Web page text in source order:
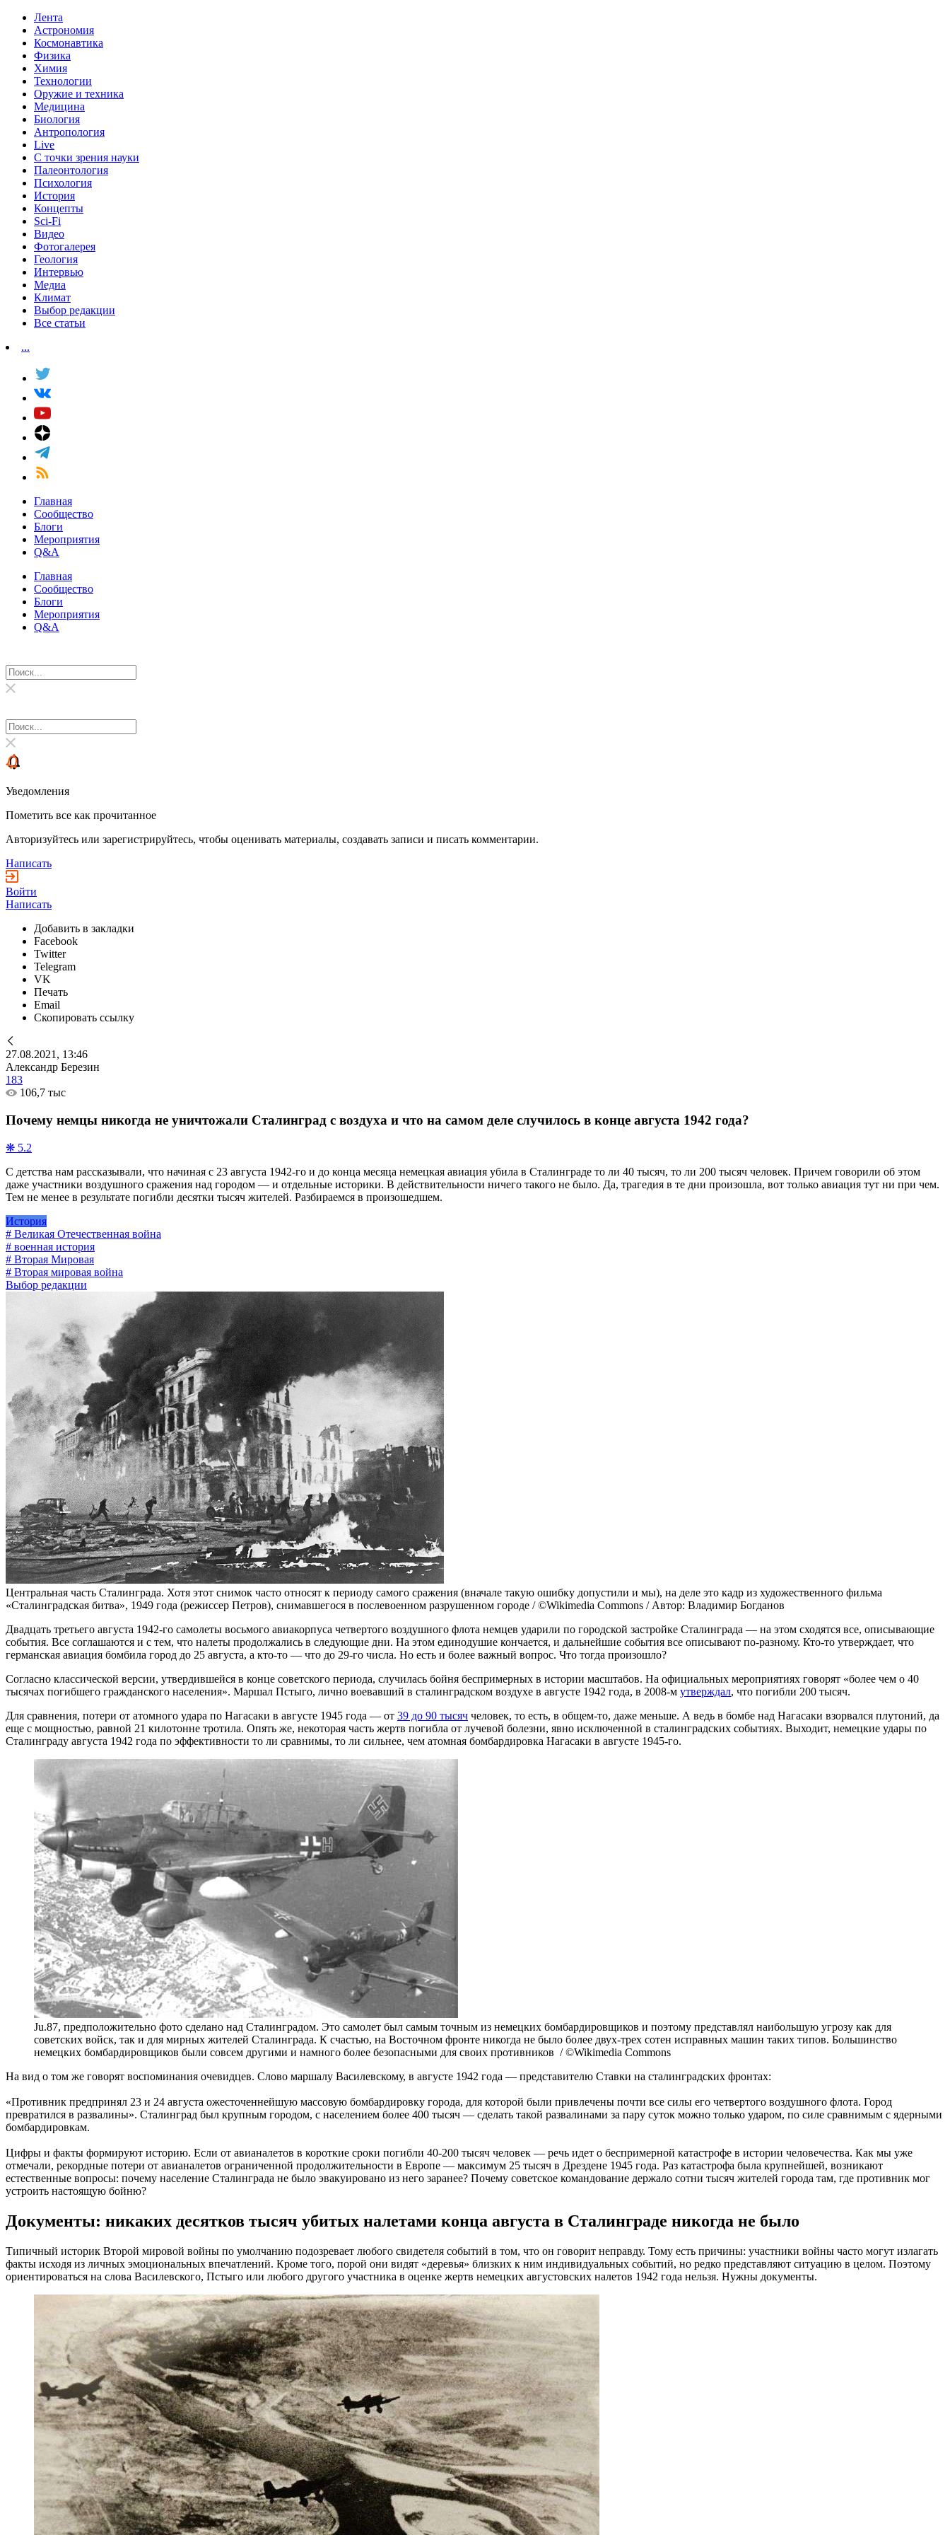
Лента
Астрономия
Космонавтика
Физика
Химия
Технологии
Оружие и техника
Медицина
Биология
Антропология
Live
С точки зрения науки
Палеонтология
Психология
История
Концепты
Sci-Fi
Видео
Фотогалерея
Геология
Интервью
Медиа
Климат
Выбор редакции
Все статьи
...
Главная
Сообщество
Блоги
Мероприятия
Q&A
Главная
Сообщество
Блоги
Мероприятия
Q&A
Уведомления
Пометить все как прочитанное
Авторизуйтесь или зарегистрируйтесь, чтобы оценивать материалы, создавать записи и писать комментарии.
Написать
Войти
Написать
Добавить в закладки
Facebook
Twitter
Telegram
VK
Печать
Email
Скопировать ссылку
27.08.2021, 13:46
Александр Березин
183
106,7 тыс
Почему немцы никогда не уничтожали Сталинград с воздуха и что на самом деле случилось в конце августа 1942 года?
❋ 5.2
С детства нам рассказывали, что начиная с 23 августа 1942-го и до конца месяца немецкая авиация убила в Сталинграде то ли 40 тысяч, то ли 200 тысяч человек. Причем говорили об этом
даже участники воздушного сражения над городом — и отдельные историки. В действительности ничего такого не было. Да, трагедия в те дни произошла, вот только авиация тут ни при чем.
Тем не менее в результате погибли десятки тысяч жителей. Разбираемся в произошедшем.
История
# Великая Отечественная война
# военная история
# Вторая Мировая
# Вторая мировая война
Выбор редакции
Центральная часть Сталинграда. Хотя этот снимок часто относят к периоду самого сражения (вначале такую ошибку допустили и мы), на деле это кадр из художественного фильма
«Сталинградская битва», 1949 года (режиссер Петров), снимавшегося в послевоенном разрушенном городе / ©Wikimedia Commons / Автор: Владимир Богданов
Двадцать третьего августа 1942-го самолеты восьмого авиакорпуса четвертого воздушного флота немцев ударили по городской застройке Сталинграда — на этом сходятся все, описывающие
события. Все соглашаются и с тем, что налеты продолжались в следующие дни. На этом единодушие кончается, и дальнейшие события все описывают по-разному. Кто-то утверждает, что
германская авиация бомбила город до 25 августа, а кто-то — что до 29-го числа. Но есть и более важный вопрос. Что тогда произошло?
Согласно классической версии, утвердившейся в конце советского периода, случилась бойня беспримерных в истории масштабов. На официальных мероприятиях говорят «более чем о 40
тысячах погибшего гражданского населения». Маршал Пстыго, лично воевавший в сталинградском воздухе в августе 1942 года, в 2008-м утверждал, что погибли 200 тысяч.
Для сравнения, потери от атомного удара по Нагасаки в августе 1945 года — от 39 до 90 тысяч человек, то есть, в общем-то, даже меньше. А ведь в бомбе над Нагасаки взорвался плутоний, да
еще с мощностью, равной 21 килотонне тротила. Опять же, некоторая часть жертв погибла от лучевой болезни, явно исключенной в сталинградских событиях. Выходит, немецкие удары по
Сталинграду августа 1942 года по эффективности то ли сравнимы, то ли сильнее, чем атомная бомбардировка Нагасаки в августе 1945-го.
Ju.87, предположительно фото сделано над Сталинградом. Это самолет был самым точным из немецких бомбардировщиков и поэтому представлял наибольшую угрозу как для
советских войск, так и для мирных жителей Сталинграда. К счастью, на Восточном фронте никогда не было более двух-трех сотен исправных машин таких типов. Большинство
немецких бомбардировщиков были совсем другими и намного более безопасными для своих противников / ©Wikimedia Commons
На вид о том же говорят воспоминания очевидцев. Слово маршалу Василевскому, в августе 1942 года — представителю Ставки на сталинградских фронтах:
«Противник предпринял 23 и 24 августа ожесточеннейшую массовую бомбардировку города, для которой были привлечены почти все силы его четвертого воздушного флота. Город
превратился в развалины». Сталинград был крупным городом, с населением более 400 тысяч — сделать такой развалинами за пару суток можно только ударом, по силе сравнимым с ядерными
бомбардировкам.
Цифры и факты формируют историю. Если от авианалетов в короткие сроки погибли 40-200 тысяч человек — речь идет о беспримерной катастрофе в истории человечества. Как мы уже
отмечали, рекордные потери от авианалетов ограниченной продолжительности в Европе — максимум 25 тысяч в Дрездене 1945 года. Раз катастрофа была крупнейшей, возникают
естественные вопросы: почему население Сталинграда не было эвакуировано из него заранее? Почему советское командование держало сотни тысяч жителей города там, где противник мог
устроить настоящую бойню?
Документы: никаких десятков тысяч убитых налетами конца августа в Сталинграде никогда не было
Типичный историк Второй мировой войны по умолчанию подозревает любого свидетеля событий в том, что он говорит неправду. Тому есть причины: участники войны часто могут излагать
факты исходя из личных эмоциональных впечатлений. Кроме того, порой они видят «деревья» близких к ним индивидуальных событий, но редко представляют ситуацию в целом. Поэтому
ориентироваться на слова Василевского, Пстыго или любого другого участника в оценке жертв немецких августовских налетов 1942 года нельзя. Нужны документы.